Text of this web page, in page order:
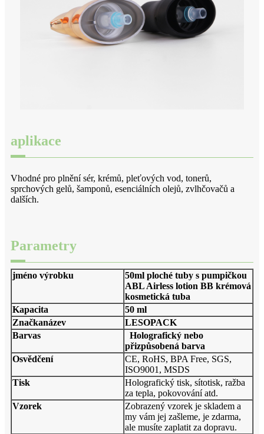
aplikace
Vhodné pro plnění sér, krémů, pleťových vod, tonerů,
sprchových gelů, šamponů, esenciálních olejů, zvlhčovačů a
dalších.
Parametry
jméno výrobku
50ml ploché tuby s pumpičkou
ABL Airless lotion BB krémová
kosmetická tuba
Kapacita
50 ml
Značkanázev
LESOPACK
Barvas Holografický nebo
přizpůsobená barva
Osvědčení
CE, RoHS, BPA Free, SGS,
ISO9001, MSDS
Tisk
Holografický tisk, sítotisk, ražba
za tepla, pokovování atd.
Vzorek
Zobrazený vzorek je skladem a
my vám jej zašleme, je zdarma,
ale musíte zaplatit za dopravu.